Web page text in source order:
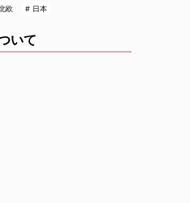
欧 日本
いて